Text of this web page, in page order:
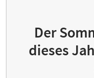
Der
dieses